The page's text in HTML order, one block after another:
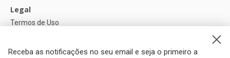
Receba as notificações no seu email e seja o primeiro a
Legal
Termos de Uso
Política de Cookies